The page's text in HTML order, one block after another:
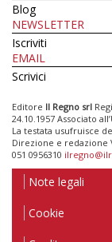
Blog
NEWSLETTER
Iscriviti
EMAIL
Scrivici
Editore Il Regno srl
24.10.1957 Associato
La testata usufruisce
Direzione e redazione
051 0956310
Note legali
Cookie